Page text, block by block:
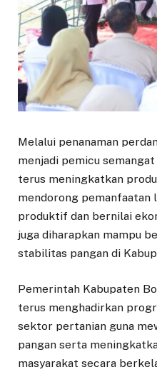
Melalui penanaman
menjadi pemicu
terus meningkatkan
mendorong pemanfaatan
produktif dan bernilai
juga diharapkan mampu
stabilitas pangan di
Pemerintah Kabupaten
terus menghadirkan
sektor pertanian guna
pangan serta
masyarakat secara